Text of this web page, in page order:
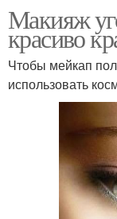
Макияж
красиво
Чтобы мейкап
использовать